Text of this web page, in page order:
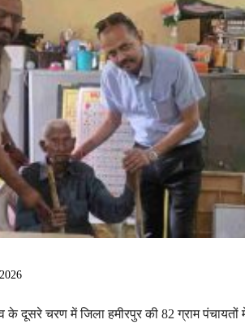
दूसरे चरण में जिला हमीरपुर की 82 ग्राम पंचायतों में